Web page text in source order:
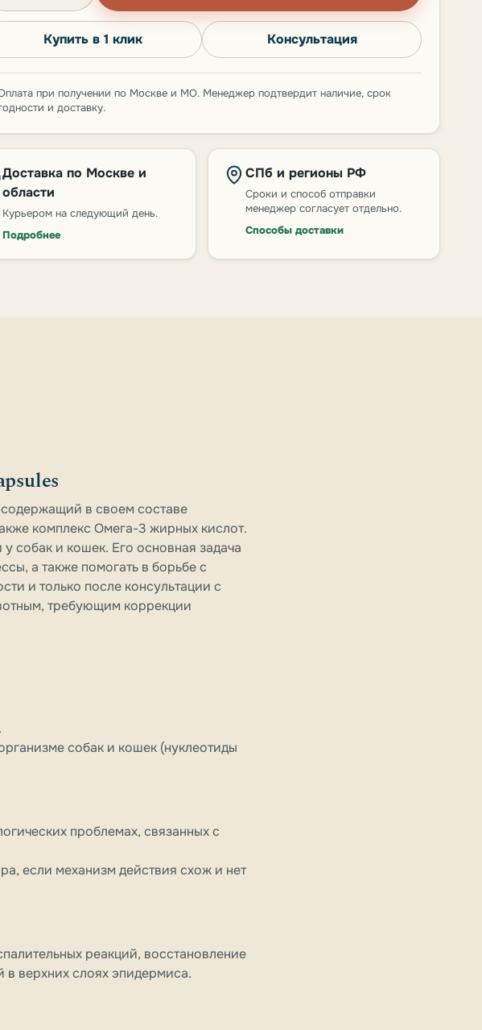
Купить в 1 клик Консультация
при получении по Москве и МО. Менеджер подтвердит наличие, срок
и доставку.
Доставка по Москве и
области
Курьером на следующий день.
Подробнее
СПб и регионы РФ
Сроки и способ отправки
менеджер согласует отдельно.
Способы доставки
в своем составе
комплекс Омега-3 жирных кислот.
собак и кошек. Его основная задача
а также помогать в борьбе с
и только после консультации с
требующим коррекции
собак и кошек (нуклеотиды
проблемах, связанных с
если механизм действия схож и нет
реакций, восстановление
верхних слоях эпидермиса.